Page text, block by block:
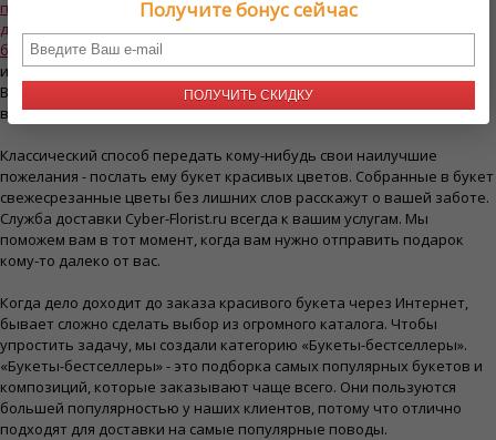
продуктовые наборы в Сумах,
духи и ароматы в Сумах,
букеты из игрушек в Сумах
и много других идей для подарков.
В нашем каталоге найдется подарок с доставкой на любой случай и
в любой день.
Классический способ передать кому-нибудь свои наилучшие
пожелания - послать ему букет красивых цветов. Собранные в букет
свежесрезанные цветы без лишних слов расскажут о вашей заботе.
Служба доставки Cyber-Florist.ru всегда к вашим услугам. Мы
поможем вам в тот момент, когда вам нужно отправить подарок
кому-то далеко от вас.
Когда дело доходит до заказа красивого букета через Интернет,
бывает сложно сделать выбор из огромного каталога. Чтобы
упростить задачу, мы создали категорию «Букеты-бестселлеры».
«Букеты-бестселлеры» - это подборка самых популярных букетов и
композиций, которые заказывают чаще всего. Они пользуются
большей популярностью у наших клиентов, потому что отлично
подходят для доставки на самые популярные поводы.
Получите бонус сейчас
ПОЛУЧИТЬ СКИДКУ